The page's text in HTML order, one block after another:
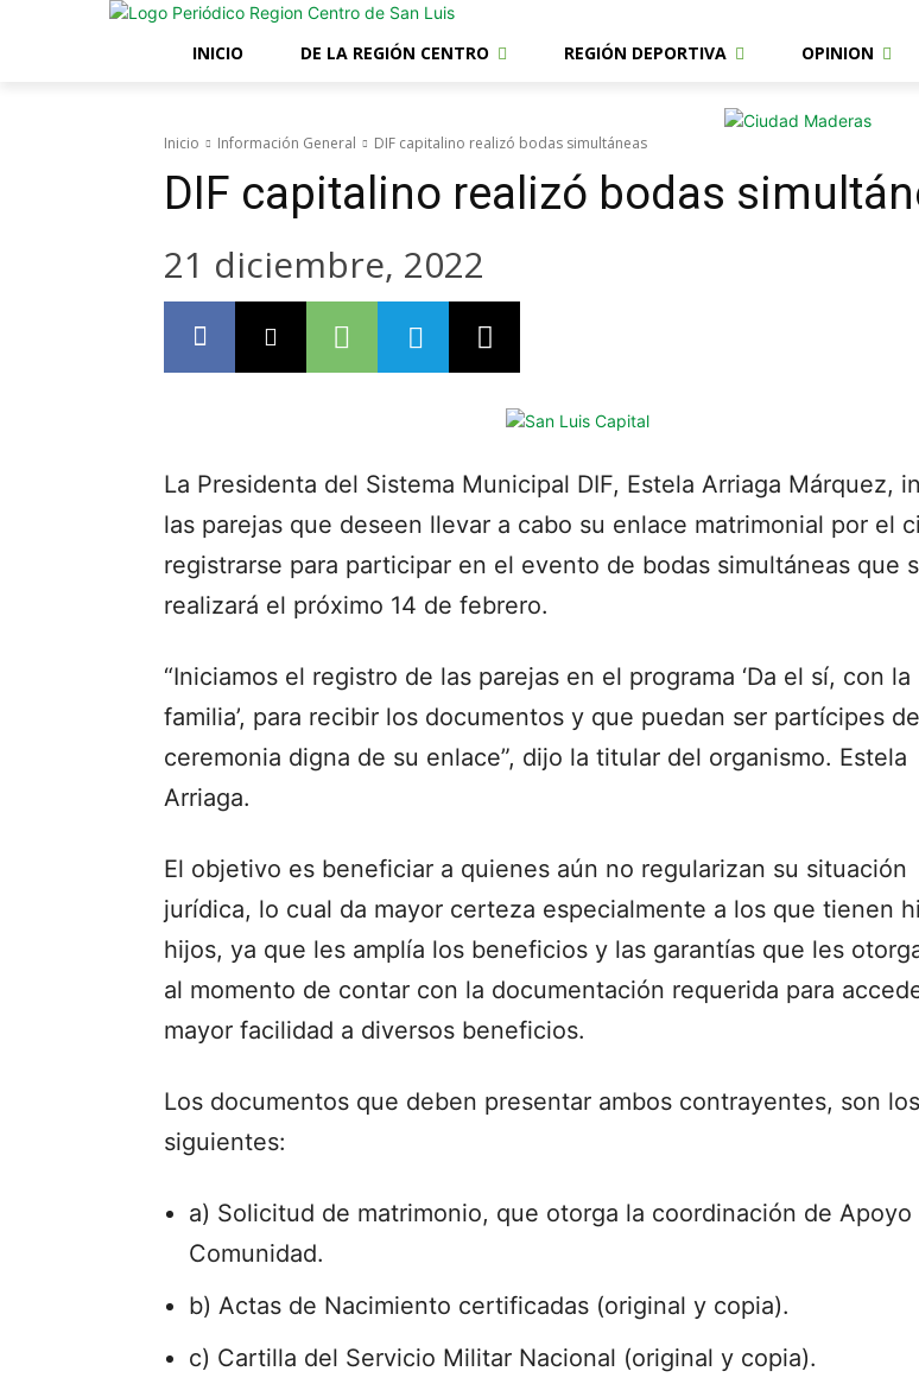
INICIO DE LA REGIÓN CENTRO REGIÓN DEPORTIVA OPINION
Inicio Información General DIF capitalino realizó bodas simultáneas
DIF capitalino realizó bodas
21 diciembre, 2022
La Presidenta del Sistema Municipal DIF, Estela Arriaga Márquez,
las parejas que deseen llevar a cabo su enlace matrimonial por el
registrarse para participar en el evento de bodas simultáneas que
realizará el próximo 14 de febrero.
“Iniciamos el registro de las parejas en el programa ‘Da el sí, con la
familia’, para recibir los documentos y que puedan ser partícipes
ceremonia digna de su enlace”, dijo la titular del organismo. Estela
Arriaga.
El objetivo es beneficiar a quienes aún no regularizan su situación
jurídica, lo cual da mayor certeza especialmente a los que tienen
hijos, ya que les amplía los beneficios y las garantías que les
al momento de contar con la documentación requerida para
mayor facilidad a diversos beneficios.
Los documentos que deben presentar ambos contrayentes, son los
siguientes:
a) Solicitud de matrimonio, que otorga la coordinación de Apoyo
Comunidad.
b) Actas de Nacimiento certificadas (original y copia).
c) Cartilla del Servicio Militar Nacional (original y copia).